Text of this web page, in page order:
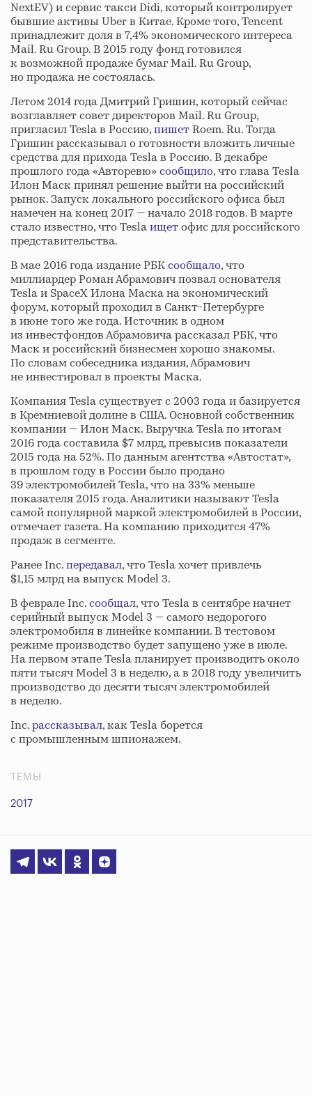
NextEV) и сервис такси Didi, который контролирует
бывшие активы Uber в Китае. Кроме того, Tencent
принадлежит доля в 7,4% экономического интереса
Mail. Ru Group. В 2015 году фонд готовился
к возможной продаже бумаг Mail. Ru Group,
но продажа не состоялась.
Летом 2014 года Дмитрий Гришин, который сейчас
возглавляет совет директоров Mail. Ru Group,
пригласил Tesla в Россию,пишетRoem. Ru. Тогда
Гришин рассказывал о готовности вложить личные
средства для прихода Tesla в Россию. В декабре
прошлого года «Авторевю»сообщило, что глава Tesla
Илон Маск принял решение выйти на российский
рынок. Запуск локального российского офиса был
намечен на конец 2017 — начало 2018 годов. В марте
стало известно, что Teslaищетофис для российского
представительства.
В мае 2016 года издание РБКсообщало, что
миллиардер Роман Абрамович позвал основателя
Tesla и SpaceX Илона Маска на экономический
форум, который проходил в Санкт-Петербурге
в июне того же года. Источник в одном
из инвестфондов Абрамовича рассказал РБК, что
Маск и российский бизнесмен хорошо знакомы.
По словам собеседника издания, Абрамович
не инвестировал в проекты Маска.
Компания Tesla существует с 2003 года и базируется
в Кремниевой долине в США. Основной собственник
компании — Илон Маск. Выручка Tesla по итогам
2016 года составила $7 млрд, превысив показатели
2015 года на 52%. По данным агентства «Автостат»,
в прошлом году в России было продано
39 электромобилей Tesla, что на 33% меньше
показателя 2015 года. Аналитики называют Tesla
самой популярной маркой электромобилей в России,
отмечает газета. На компанию приходится 47%
продаж в сегменте.
Ранее Inc.передавал, что Tesla хочет привлечь
$1,15 млрд на выпуск Model 3.
В феврале Inc.сообщал, что Tesla в сентябре начнет
серийный выпуск Model 3 — самого недорогого
электромобиля в линейке компании. В тестовом
режиме производство будет запущено уже в июле.
На первом этапе Tesla планирует производить около
пяти тысяч Model 3 в неделю, а в 2018 году увеличить
производство до десяти тысяч электромобилей
в неделю.
Inc.рассказывал, как Tesla борется
с промышленным шпионажем.
ТЕМЫ
2017